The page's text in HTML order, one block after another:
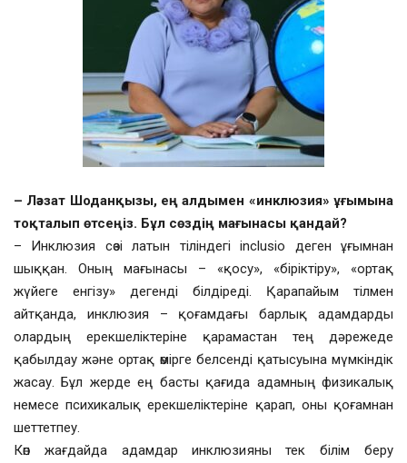
– Ләззат Шоданқызы, ең алдымен «инклюзия» ұғымына
тоқталып өтсеңіз. Бұл сөздің мағынасы қандай?
– Инклюзия сөзі латын тіліндегі inclusio деген ұғымнан
шыққан. Оның мағынасы – «қосу», «біріктіру», «ортақ
жүйеге енгізу» дегенді білдіреді. Қарапайым тілмен
айтқанда, инклюзия – қоғамдағы барлық адамдарды
олардың ерекшеліктеріне қарамастан тең дәрежеде
қабылдау және ортақ өмірге белсенді қатысуына мүмкіндік
жасау. Бұл жерде ең басты қағида адамның физикалық
немесе психикалық ерекшеліктеріне қарап, оны қоғамнан
шеттетпеу.
Көп жағдайда адамдар инклюзияны тек білім беру